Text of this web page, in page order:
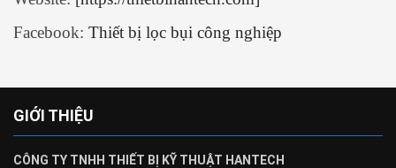
Facebook: Thiết bị lọc bụi công nghiệp
GIỚI THIỆU
CÔNG TY TNHH THIẾT BỊ KỸ THUẬT HANTECH